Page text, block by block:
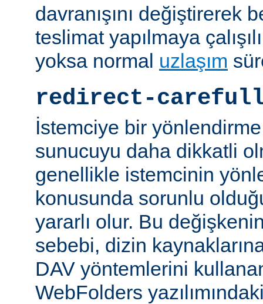
davranışını değiştirerek
teslimat yapılmaya
yoksa normal uzlaşım
redirect-
İstemciye bir
sunucuyu daha dikkatli
genellikle istemcinin
konusunda sorunlu
yararlı olur. Bu
sebebi, dizin
DAV yöntemlerini
WebFolders